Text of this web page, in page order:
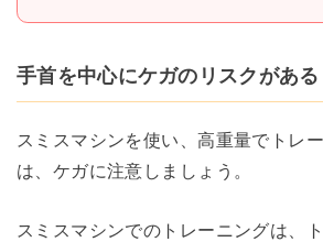
手首を中心にケガのリスクがある
スミスマシンを使い、高重量でトレ
は、ケガに注意しましょう。
スミスマシンでのトレーニングは、